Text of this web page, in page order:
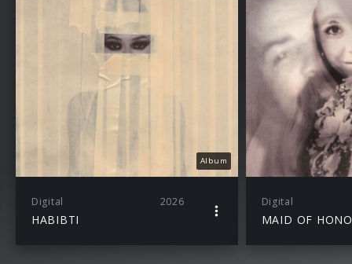
Album
Digital 2026
HABIBTI
Digital
MAID OF